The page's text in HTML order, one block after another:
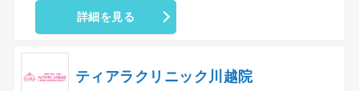
詳細を見る
ティアラクリニック川越院